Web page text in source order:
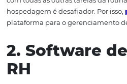
operação de um hotel. Além
online, integrado e
área, ter uma visão ampla e
de seu hotel. Isso inclui
disponibilidade, políticas,